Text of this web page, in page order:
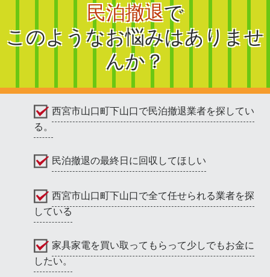
民泊撤退で
このようなお悩みはありませ
んか？
西宮市山口町下山口で民泊撤退業者を探してい
る。
民泊撤退の最終日に回収してほしい
西宮市山口町下山口で全て任せられる業者を探
している
家具家電を買い取ってもらって少しでもお金に
したい。